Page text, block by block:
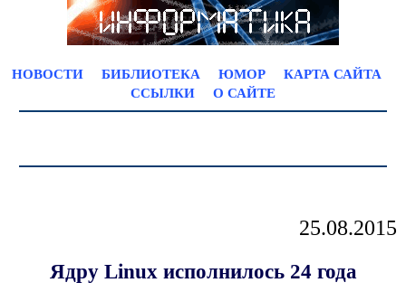
НОВОСТИ БИБЛИОТЕКА ЮМОР
КАРТА САЙТА
ССЫЛКИ
О САЙТЕ
25.08.2015
Ядру Linux исполнилось 24 года